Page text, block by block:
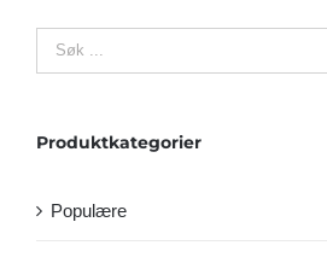
Produktkategorier
Populære